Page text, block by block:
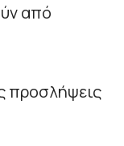
από
προσλήψεις